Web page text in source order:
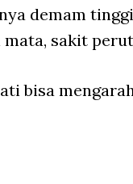
demam
sakit
bisa